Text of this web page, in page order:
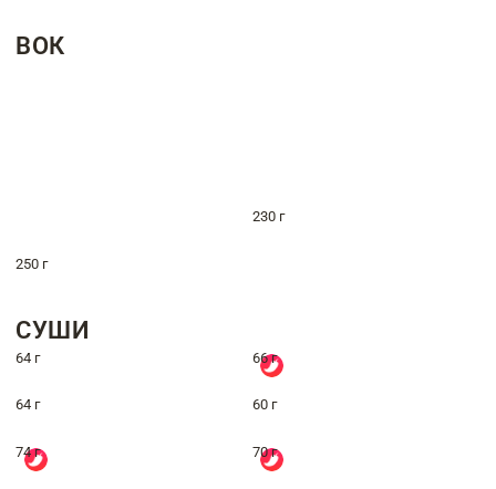
ВОК
230 г
250 г
СУШИ
64 г 66 г
64 г 60 г
74 г 70 г